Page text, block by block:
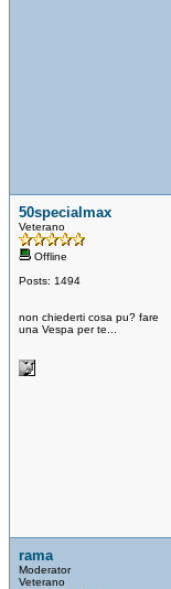
50specialmax
Veterano
Offline
Posts: 1494
non chiederti cosa pu? fare
una Vespa per te...
rama
Moderator
Veterano